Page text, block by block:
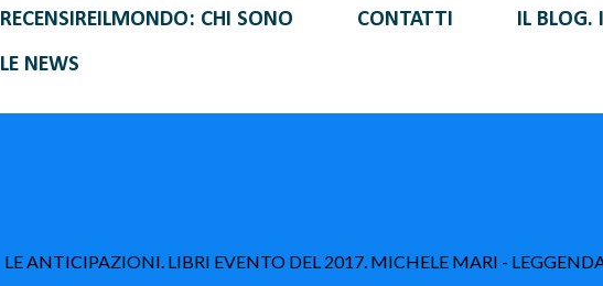
RECENSIREILMONDO: CHI SONO CONTATTI IL BLOG.
LE NEWS
LE ANTICIPAZIONI. LIBRI EVENTO DEL 2017. MICHELE MARI -